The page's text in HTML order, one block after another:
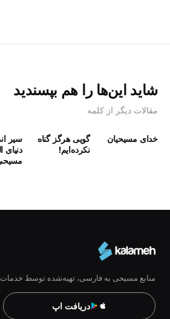
شاید این‌ها را هم بپسندید
مقالات دیگر از کلمه
خدای مسیحیان
گویی هرگز گناه
نکرده‌ایم!
سیر
دنیای
منابع مسیحی به فارسی، تهیه‌شده توسط خدمات
دریافت اپ